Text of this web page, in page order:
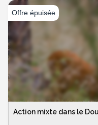
Action mixte dans le